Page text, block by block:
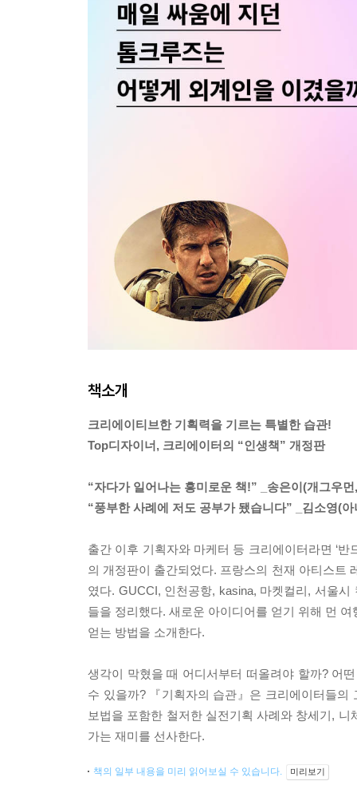
책소개
크리에이티브한 기획력을 기르는 특별한 습관!
Top디자이너, 크리에이터의 “인생책” 개정판
“자다가 일어나는 흥미로운 책!” _송은이(개그우
“풍부한 사례에 저도 공부가 됐습니다” _김소영(
출간 이후 기획자와 마케터 등 크리에이터라면 ‘
의 개정판이 출간되었다. 프랑스의 천재 아티스트
였다. GUCCI, 인천공항, kasina, 마켓컬리, 서울
들을 정리했다. 새로운 아이디어를 얻기 위해 먼
얻는 방법을 소개한다.
생각이 막혔을 때 어디서부터 떠올려야 할까? 어
수 있을까? 『기획자의 습관』은 크리에이터들
보법을 포함한 철저한 실전기획 사례와 창세기,
가는 재미를 선사한다.
책의 일부 내용을 미리 읽어보실 수 있습니다. 미리보기